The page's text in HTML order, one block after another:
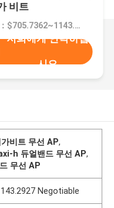
비트
가격：$705.7362~1143.2927 Negotiable
저희에게 연락하십
시오
비트 무선 AP,
h 듀얼밴드 무선 AP,
무선 AP
Negotiable